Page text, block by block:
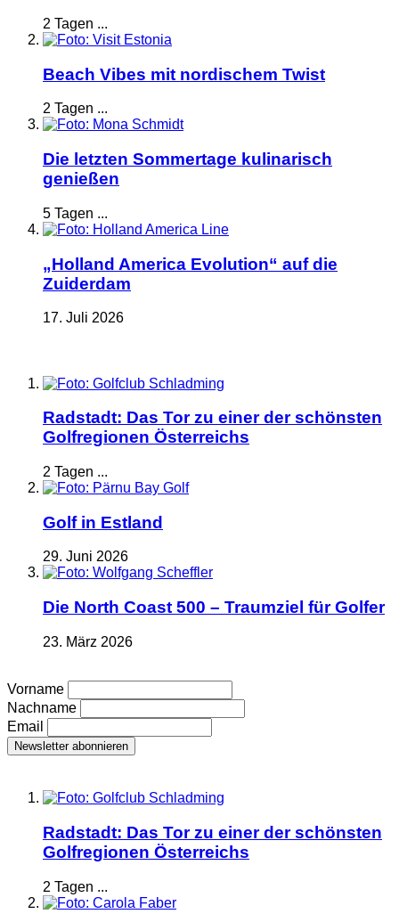
2 Tagen ...
Beach Vibes mit nordischem Twist
2 Tagen ...
Die letzten Sommertage kulinarisch
genießen
5 Tagen ...
„Holland America Evolution“ auf die
Zuiderdam
17. Juli 2026
Radstadt: Das Tor zu einer der schönsten
Golfregionen Österreichs
2 Tagen ...
Golf in Estland
29. Juni 2026
Die North Coast 500 – Traumziel für Golfer
23. März 2026
Vorname
Nachname
Email
Radstadt: Das Tor zu einer der schönsten
Golfregionen Österreichs
2 Tagen ...